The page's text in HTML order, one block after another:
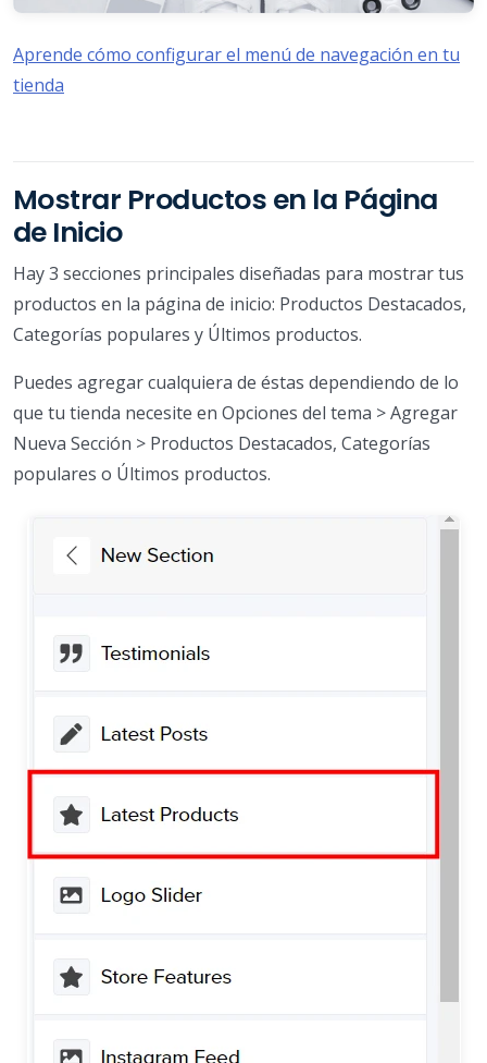
Aprende cómo configurar el menú de navegación en tu
tienda
Mostrar Productos en la Página
de Inicio
Hay 3 secciones principales diseñadas para mostrar tus
productos en la página de inicio: Productos Destacados,
Categorías populares y Últimos productos.
Puedes agregar cualquiera de éstas dependiendo de lo
que tu tienda necesite en Opciones del tema > Agregar
Nueva Sección > Productos Destacados, Categorías
populares o Últimos productos.